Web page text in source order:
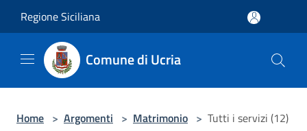
Regione Siciliana
Comune di Ucria
Home > Argomenti > Matrimonio > Tutti i servizi (12)